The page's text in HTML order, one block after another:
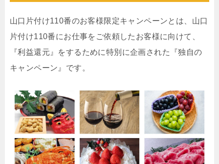
山口片付け110番のお客様限定キャンペーンとは、山口
片付け110番にお仕事をご依頼したお客様に向けて、
『利益還元』をするために特別に企画された『独自の
キャンペーン』です。